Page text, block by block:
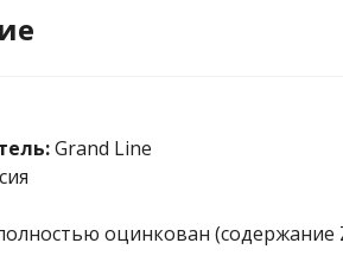
Grand Line
оцинкован (содержание